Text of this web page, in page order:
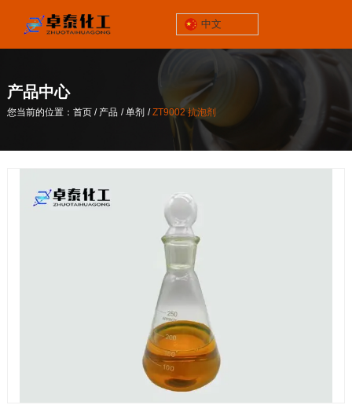
锦州市太和区
三屯工业园928号
联系电话
13464652539
zp@lnzthg.com
中文
关于我们
ZT9002 抗泡剂
产品中心
您当前的位置：首页 / 产品 /单剂 /ZT9002 抗泡剂